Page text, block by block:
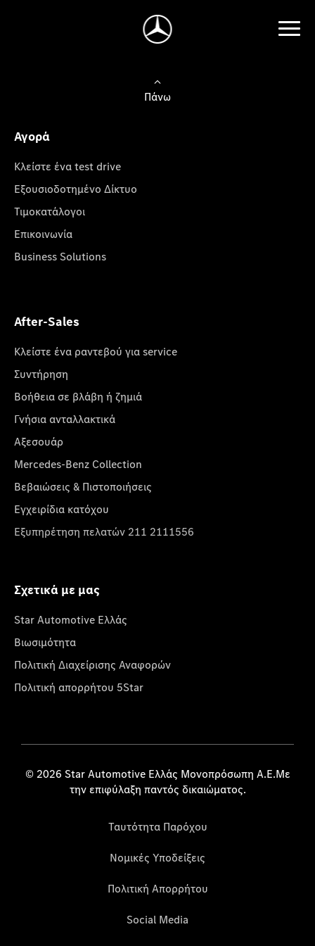
Πάνω
Αγορά
Κλείστε ένα test drive
Εξουσιοδοτημένο Δίκτυο
Τιμοκατάλογοι
Επικοινωνία
Business Solutions
After-Sales
Κλείστε ένα ραντεβού για service
Συντήρηση
Βοήθεια σε βλάβη ή ζημιά
Γνήσια ανταλλακτικά
Αξεσουάρ
Mercedes-Benz Collection
Βεβαιώσεις & Πιστοποιήσεις
Εγχειρίδια κατόχου
Εξυπηρέτηση πελατών 211 2111556
Σχετικά με μας
Star Automotive Ελλάς
Βιωσιμότητα
Πολιτική Διαχείρισης Αναφορών
Πολιτική απορρήτου 5Star
© 2026 Star Automotive Ελλάς Μονοπρόσωπη Α.Ε.Με
την επιφύλαξη παντός δικαιώματος.
Ταυτότητα Παρόχου
Νομικές Υποδείξεις
Πολιτική Απορρήτου
Social Media